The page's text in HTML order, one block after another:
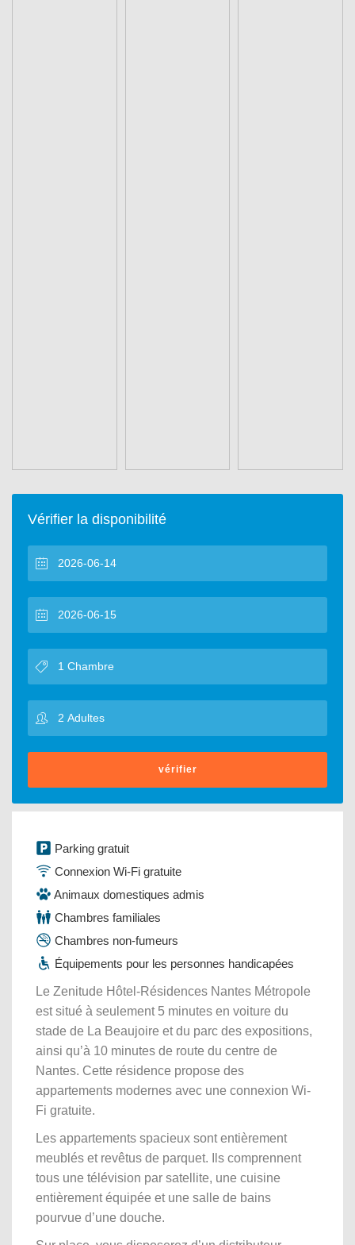
Vérifier la disponibilité
vérifier
Parking gratuit
Connexion Wi-Fi gratuite
Animaux domestiques admis
Chambres familiales
Chambres non-fumeurs
Équipements pour les personnes handicapées
Le Zenitude Hôtel-Résidences Nantes Métropole
est situé à seulement 5 minutes en voiture du
stade de La Beaujoire et du parc des expositions,
ainsi qu’à 10 minutes de route du centre de
Nantes. Cette résidence propose des
appartements modernes avec une connexion Wi-
Fi gratuite.
Les appartements spacieux sont entièrement
meublés et revêtus de parquet. Ils comprennent
tous une télévision par satellite, une cuisine
entièrement équipée et une salle de bains
pourvue d’une douche.